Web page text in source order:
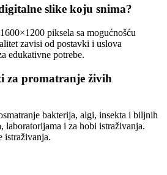
slike koju snima?
piksela sa mogućnošću
zavisi od postavki i uslova
edukativne potrebe.
za promatranje živih
bakterija, algi, insekta i biljnih
laboratorijama i za hobi istraživanja.
istraživanja.